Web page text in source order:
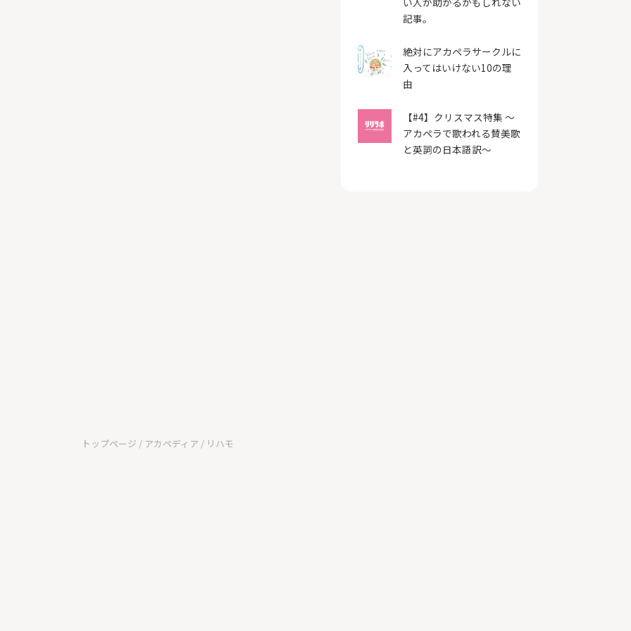
記事。
絶対にアカペラサークルに
入ってはいけない10の理
由
【#4】クリスマス特集 〜
アカペラで歌われる賛美歌
と英詞の日本語訳〜
トップページ アカペディア リハモ